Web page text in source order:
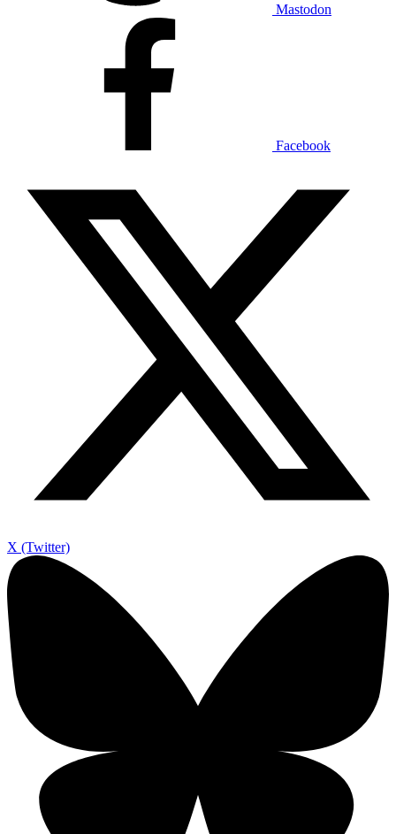
Mastodon
Facebook
X (Twitter)